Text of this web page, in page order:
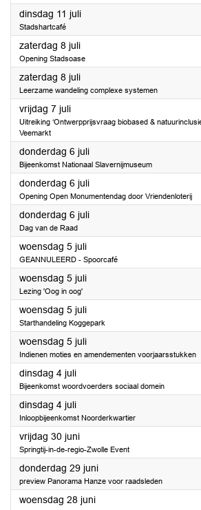
dinsdag 11 juli2023
Stadshartcafé
zaterdag 8 juli2023
Opening Stadsoase
zaterdag 8 juli2023
Leerzame wandeling complexe systemen
vrijdag 7 juli2023
Uitreiking ‘Ontwerpprijsvraag biobased &
Veemarkt
donderdag 6 juli2023
Bijeenkomst Nationaal Slavernijmuseum
donderdag 6 juli2023
Opening Open Monumentendag door Vriendenloterij
donderdag 6 juli2023
Dag van de Raad
woensdag 5 juli2023
GEANNULEERD - Spoorcafé
woensdag 5 juli2023
Lezing 'Oog in oog'
woensdag 5 juli2023
Starthandeling Koggepark
woensdag 5 juli2023
Indienen moties en amendementen voorjaarsstukken
dinsdag 4 juli2023
Bijeenkomst woordvoerders sociaal domein
dinsdag 4 juli2023
Inloopbijeenkomst Noorderkwartier
vrijdag 30 juni2023
Springtij-in-de-regio-Zwolle Event
donderdag 29 juni2023
preview Panorama Hanze voor raadsleden
woensdag 28 juni2023